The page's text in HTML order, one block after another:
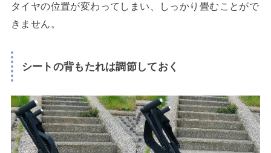
タイヤの位置が変わってしまい、しっかり畳むことがで
きません。
シートの背もたれは調節しておく